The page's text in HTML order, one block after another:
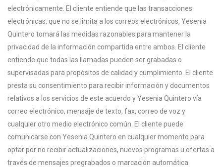
electrónicamente. El cliente entiende que las transacciones
electrónicas, que no se limita a los correos electrónicos, Yesenia
Quintero tomará las medidas razonables para mantener la
privacidad de la información compartida entre ambos. El cliente
entiende que todas las llamadas pueden ser grabadas o
supervisadas para propósitos de calidad y cumplimiento. El cliente
presta su consentimiento para recibir información y documentos
relativos a los servicios de este acuerdo y Yesenia Quintero vía
correo electrónico, mensaje de texto, fax, correo de voz y
cualquier otro medio electrónico común. El cliente puede
comunicarse con Yesenia Quintero en cualquier momento para
optar por no recibir actualizaciones, nuevos programas u ofertas a
través de mensajes pregrabados o marcación automática.